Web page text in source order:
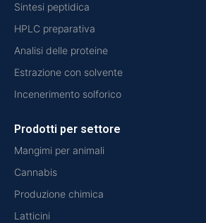
Sintesi peptidica
HPLC preparativa
Analisi delle proteine
Estrazione con solvente
Incenerimento solforico
Prodotti per settore
Mangimi per animali
Cannabis
Produzione chimica
Latticini